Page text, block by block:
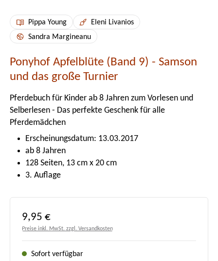
Pippa Young
Eleni Livanios
Sandra Margineanu
Ponyhof Apfelblüte (Band 9) - Samson
und das große Turnier
Pferdebuch für Kinder ab 8 Jahren zum Vorlesen und
Selberlesen - Das perfekte Geschenk für alle
Pferdemädchen
Erscheinungsdatum: 13.03.2017
ab 8 Jahren
128 Seiten, 13 cm x 20 cm
3. Auflage
Regulärer Preis:
9,95 €
Preise inkl. MwSt. zzgl. Versandkosten
Sofort verfügbar